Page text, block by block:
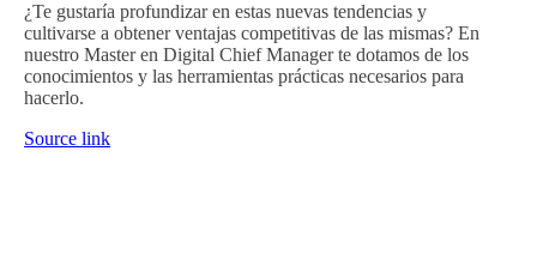
¿Te gustaría profundizar en estas nuevas tendencias y
cultivarse a obtener ventajas competitivas de las mismas? En
nuestro Master en Digital Chief Manager te dotamos de los
conocimientos y las herramientas prácticas necesarios para
hacerlo.
Source link